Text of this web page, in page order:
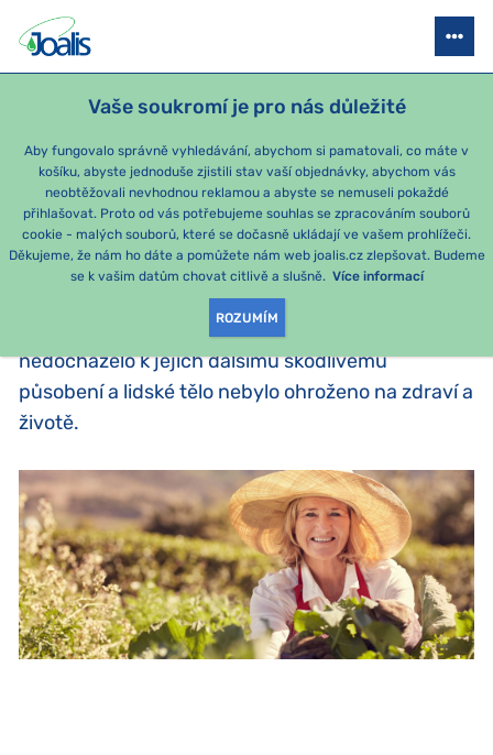
Vaše soukromí je pro nás důležité
Aby fungovalo správně vyhledávání, abychom si pamatovali, co máte v
košíku, abyste jednoduše zjistili stav vaší objednávky, abychom vás
neobtěžovali nevhodnou reklamou a abyste se nemuseli pokaždé
přihlašovat. Proto od vás potřebujeme souhlas se zpracováním souborů
cookie - malých souborů, které se dočasně ukládají ve vašem prohlížeči.
Děkujeme, že nám ho dáte a pomůžete nám web joalis.cz zlepšovat. Budeme
se k vašim datům chovat citlivě a slušně. Více informací
ROZUMÍM
DETOXIKACE A INFORMAČNÍ METODA JAK SE ZBAVIT TOXINŮ
CO JE TO DETOXIKACE?
Detoxikace je proces, který má za cíl čistý
organismus bez nánosů a působení cizorodých
částic. Metod detoxikace je mnoho. Každá se
snaží vyhledat a vyloučit toxické látky z těla, aby
nedocházelo k jejich dalšímu škodlivému
působení a lidské tělo nebylo ohroženo na zdraví a
životě.